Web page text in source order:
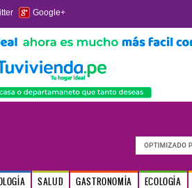
Google+
SALUD GASTRONOMÍA ECOLOGÍA